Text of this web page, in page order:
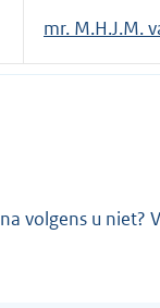
mr. M.H.J.M.
volgens u niet?